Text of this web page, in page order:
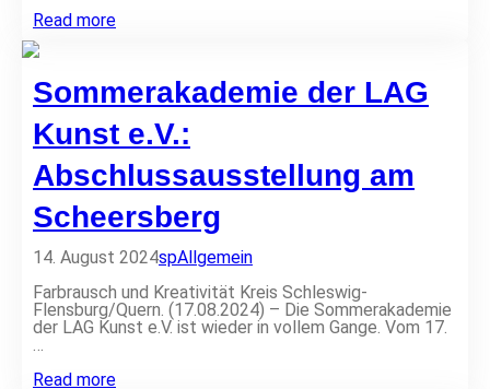
u
W
i
r
r
d
e
l
n
m
e
r
w
g
l
s
c
h
e
H
a
n
d
y
-
N
u
Read moreB
n
z
d
e
K
o
n
t
o
l
w
o
Sommerakademie der LAG
Kunst e.V.:
Abschlussausstellung am
Scheersberg
14. August 2024spAllgemein
Farbrausch und Kreativität Kreis Schleswig-
Flensburg/Quern. (17.08.2024) – Die Sommerakademie
der LAG Kunst e.V. ist wieder in vollem Gange. Vom 17.
…
Read moreS